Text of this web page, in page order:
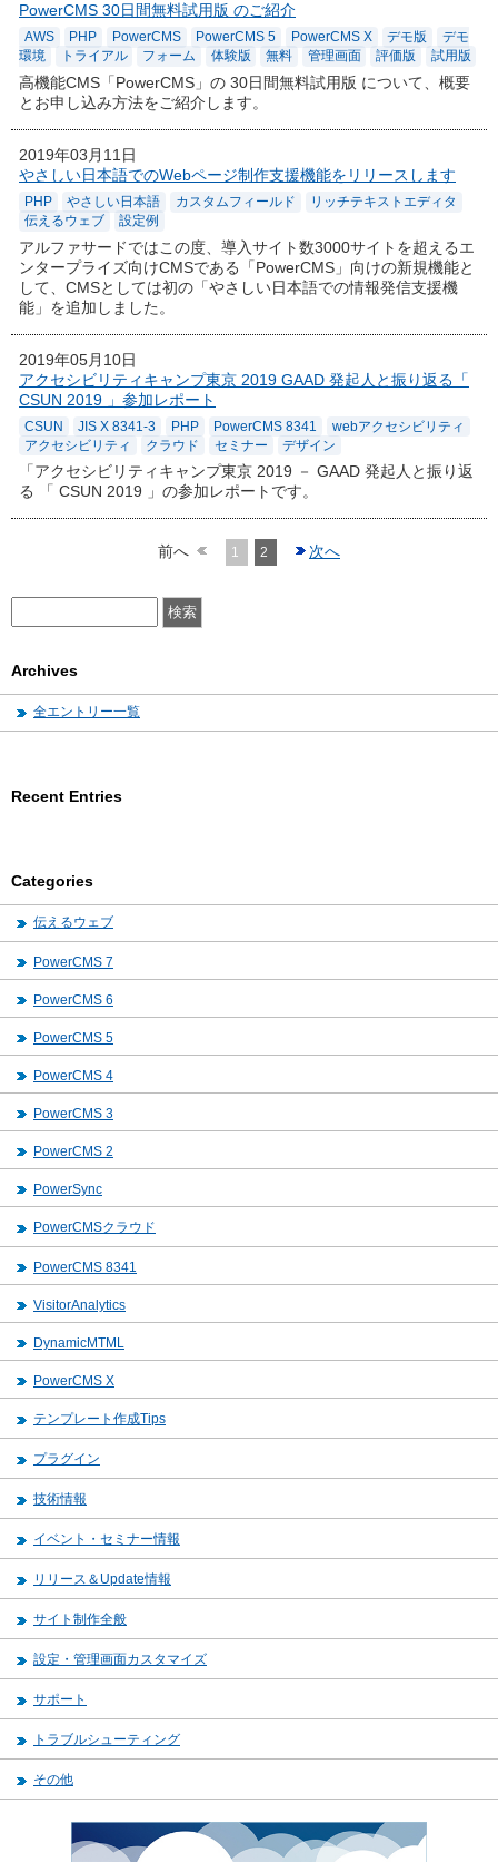
PowerCMS 30日間無料試用版 のご紹介
AWS PHP PowerCMS PowerCMS 5 PowerCMS X デモ版
デモ
環境
トライアル フォーム 体験版 無料 管理画面 評価版 試用版
高機能CMS「PowerCMS」の 30日間無料試用版 について、概要
とお申し込み方法をご紹介します。
2019年03月11日
やさしい日本語でのWebページ制作支援機能をリリースします
PHP やさしい日本語 カスタムフィールド
リッチテキストエディタ
伝えるウェブ
設定例
アルファサードではこの度、導入サイト数3000サイトを超えるエ
ンタープライズ向けCMSである「PowerCMS」向けの新規機能と
して、CMSとしては初の「やさしい日本語での情報発信支援機
能」を追加しました。
2019年05月10日
アクセシビリティキャンプ東京 2019 GAAD 発起人と振り返る「
CSUN 2019 」参加レポート
CSUN JIS X 8341-3 PHP PowerCMS 8341
webアクセシビリティ
アクセシビリティ
クラウド セミナー デザイン
「アクセシビリティキャンプ東京 2019 － GAAD 発起人と振り返
る 「 CSUN 2019 」の参加レポートです。
前へ 1 2 次へ
Archives
全エントリー一覧
Recent Entries
Categories
伝えるウェブ
PowerCMS 7
PowerCMS 6
PowerCMS 5
PowerCMS 4
PowerCMS 3
PowerCMS 2
PowerSync
PowerCMSクラウド
PowerCMS 8341
VisitorAnalytics
DynamicMTML
PowerCMS X
テンプレート作成Tips
プラグイン
技術情報
イベント・セミナー情報
リリース＆Update情報
サイト制作全般
設定・管理画面カスタマイズ
サポート
トラブルシューティング
その他